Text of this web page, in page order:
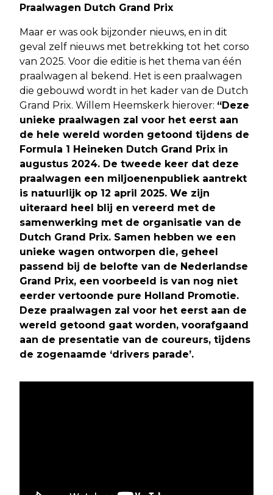
Praalwagen Dutch Grand Prix
Maar er was ook bijzonder nieuws, en in dit
geval zelf nieuws met betrekking tot het corso
van 2025. Voor die editie is het thema van één
praalwagen al bekend. Het is een praalwagen
die gebouwd wordt in het kader van de Dutch
Grand Prix. Willem Heemskerk hierover: “Deze
unieke praalwagen zal voor het eerst aan
de hele wereld worden getoond tijdens de
Formula 1 Heineken Dutch Grand Prix in
augustus 2024. De tweede keer dat deze
praalwagen een miljoenenpubliek aantrekt
is natuurlijk op 12 april 2025. We zijn
uiteraard heel blij en vereerd met de
samenwerking met de organisatie van de
Dutch Grand Prix. Samen hebben we een
unieke wagen ontworpen die, geheel
passend bij de belofte van de Nederlandse
Grand Prix, een voorbeeld is van nog niet
eerder vertoonde pure Holland Promotie.
Deze praalwagen zal voor het eerst aan de
wereld getoond gaat worden, voorafgaand
aan de presentatie van de coureurs, tijdens
de zogenaamde ‘drivers parade’.